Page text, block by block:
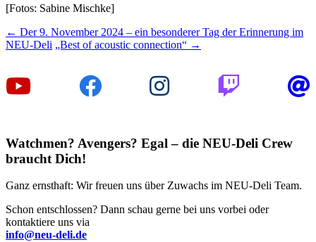
[Fotos: Sabine Mischke]
Beitragsnavigation
← Der 9. November 2024 – ein besonderer Tag der Erinnerung im
NEU-Deli „Best of acoustic connection“ →
Watchmen? Avengers? Egal – die NEU-Deli Crew
braucht Dich!
Ganz ernsthaft: Wir freuen uns über Zuwachs im NEU-Deli Team.
Schon entschlossen? Dann schau gerne bei uns vorbei oder
kontaktiere uns via
info@neu-deli.de